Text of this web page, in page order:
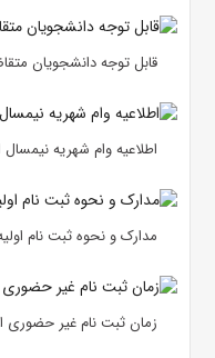
قابل توجه دانشجویان
اطلاعیه وام شهریه نیمسال اول ۱۴۰۲-
مدارک و نحوه ثبت نام
زمان ثبت نام غیر حضوری از تاریخ ۱۴۰۱/۰۷/۰۴